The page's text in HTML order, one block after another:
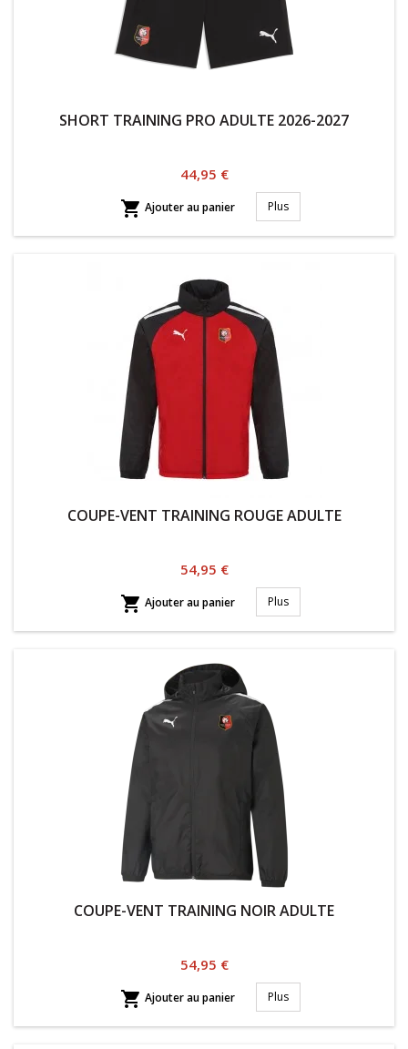
SHORT TRAINING PRO ADULTE 2026-2027
Prix
44,95 €
 Ajouter au panier Plus
COUPE-VENT TRAINING ROUGE ADULTE
Prix
54,95 €
 Ajouter au panier Plus
COUPE-VENT TRAINING NOIR ADULTE
Prix
54,95 €
 Ajouter au panier Plus